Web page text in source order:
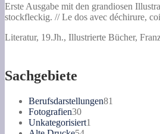
publique
des
Etudes
contemporaines.
Menge
Erste Ausgabe mit den grandiosen
stockfleckig. // Le dos avec déchirure,
Literatur, 19.Jh., Illustrierte Bücher,
Sachgebiete
Berufsdarstellungen81
Fotografien3030
Produkte
Unkategorisiert1